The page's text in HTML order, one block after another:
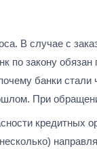
В случае с
по закону
банки
При
кредитных